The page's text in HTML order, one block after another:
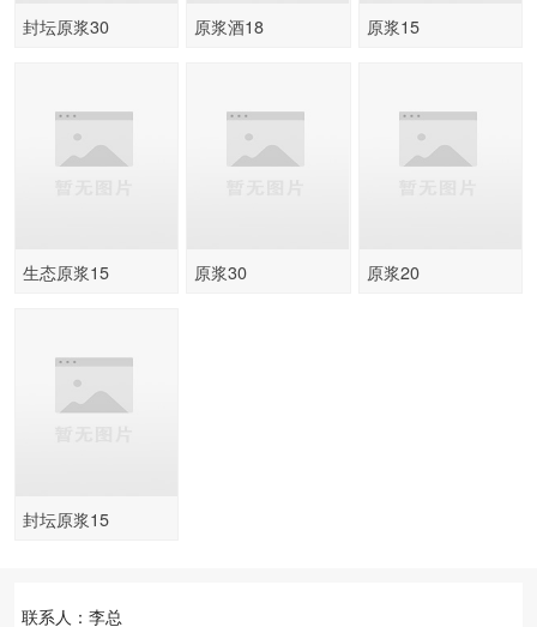
封坛原浆30 原浆酒18 原浆15
生态原浆15 原浆30 原浆20
封坛原浆15
联系人：李总